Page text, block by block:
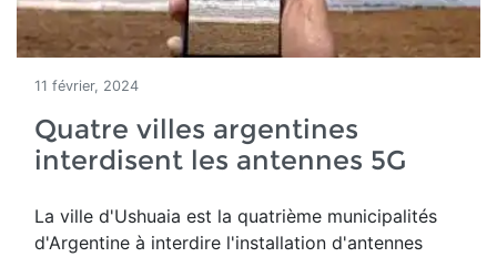
11 février, 2024
Quatre villes argentines
interdisent les antennes 5G
La ville d'Ushuaia est la quatrième municipalités
d'Argentine à interdire l'installation d'antennes